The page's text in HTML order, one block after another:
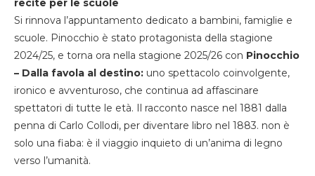
recite per le scuole
Si rinnova l’appuntamento dedicato a bambini, famiglie e
scuole. Pinocchio è stato protagonista della stagione
2024/25, e torna ora nella stagione 2025/26 con Pinocchio
– Dalla favola al destino: uno spettacolo coinvolgente,
ironico e avventuroso, che continua ad affascinare
spettatori di tutte le età. Il racconto nasce nel 1881 dalla
penna di Carlo Collodi, per diventare libro nel 1883. non è
solo una fiaba: è il viaggio inquieto di un’anima di legno
verso l’umanità.